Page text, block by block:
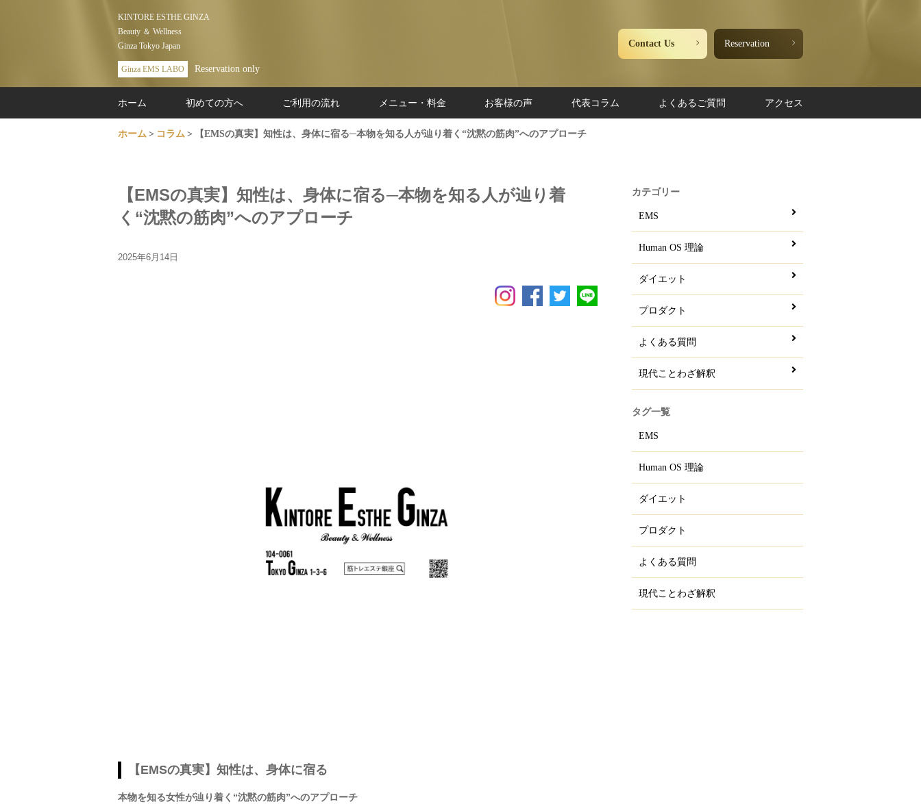
KINTORE ESTHE GINZA
Beauty ＆ Wellness
Ginza Tokyo Japan
Ginza EMS LABO Reservation only
Contact Us Reservation
ホーム 初めての方へ ご利用の流れ メニュー・料金 お客様の声 代表コラム よくあるご質問 アクセス
ホーム コラム 【EMSの真実】知性は、身体に宿る─本物を知る人が辿り着く“沈黙の筋肉”へのアプローチ
【EMSの真実】知性は、身体に宿る─本物を知る人が辿り着
く“沈黙の筋肉”へのアプローチ
2025年6月14日
【EMSの真実】知性は、身体に宿る
本物を知る女性が辿り着く“沈黙の筋肉”へのアプローチ
カテゴリー
EMS
Human OS 理論
ダイエット
プロダクト
よくある質問
現代ことわざ解釈
タグ一覧
EMS
Human OS 理論
ダイエット
プロダクト
よくある質問
現代ことわざ解釈